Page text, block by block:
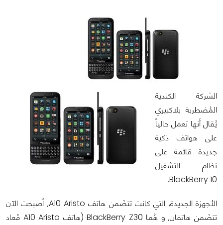
الشركة الكندية
المُضطربة بلاكبيري
يُقال أنها تعمل حالياً
على هواتف ذكية
جديدة قائمة على
نظام التشغيل
BlackBerry 10.
الأجهزة الجديدة, التي كانت تتضَمن هاتف A10 Aristo, أصبحت الآن
تتضَمن هاتفان, و هُما BlackBerry Z30 (هاتف A10 Aristo مُعاد